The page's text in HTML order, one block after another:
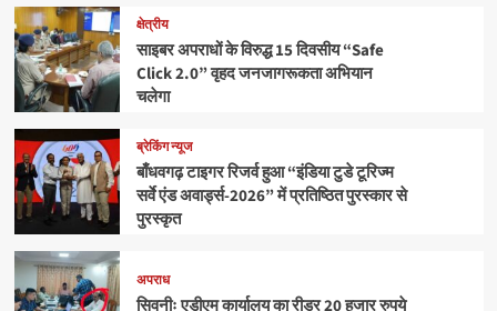
क्षेत्रीय
साइबर अपराधों के विरुद्ध 15 दिवसीय “Safe
Click 2.0” वृहद जनजागरूकता अभियान
चलेगा
ब्रेकिंग न्यूज
बाँधवगढ़ टाइगर रिजर्व हुआ “इंडिया टुडे टूरिज्म
सर्वे एंड अवार्ड्स-2026” में प्रतिष्ठित पुरस्कार से
पुरस्कृत
अपराध